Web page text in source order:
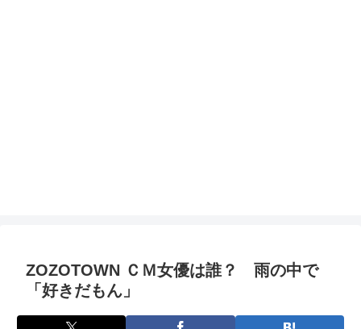
ZOZOTOWN ＣＭ女優は誰？ 雨の中で
「好きだもん」